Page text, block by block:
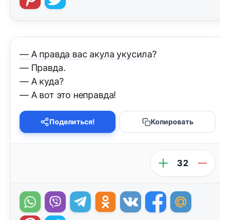
— А правда вас акула укусила?
— Правда.
— А куда?
— А вот это неправда!
Поделиться! Копировать
32